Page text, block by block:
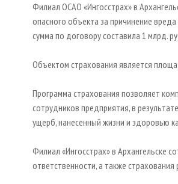
Филиал ОСАО «Ингосстрах» в
опасного объекта за причинение
сумма по договору составила 1 млрд.
Объектом страхования является
Программа страхования позволяет
сотрудников предприятия, в
ущерб, нанесенный жизни и здоровью
Филиал «Ингосстрах» в Архангельске
ответственности, а также